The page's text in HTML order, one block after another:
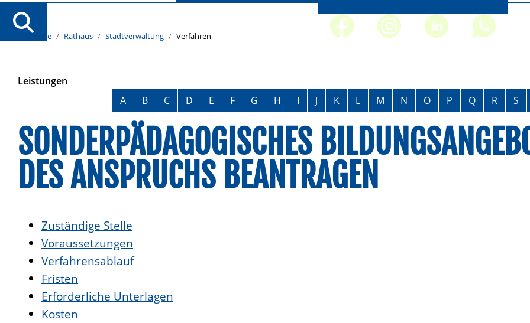
Startseite Rathaus Stadtverwaltung Verfahren
Leistungen
Alphabetisches Register überspringen
A B C D E F G H I J K L M N O P Q R S
SONDERPÄDAGOGISCHES
DES ANSPRUCHS BEANTRAGEN
Zuständige Stelle
Voraussetzungen
Verfahrensablauf
Fristen
Erforderliche Unterlagen
Kosten